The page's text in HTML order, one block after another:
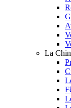
La